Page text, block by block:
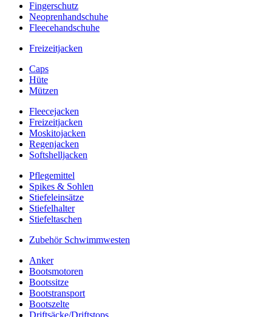
Fingerschutz
Neoprenhandschuhe
Fleecehandschuhe
Freizeitjacken
Caps
Hüte
Mützen
Fleecejacken
Freizeitjacken
Moskitojacken
Regenjacken
Softshelljacken
Pflegemittel
Spikes & Sohlen
Stiefeleinsätze
Stiefelhalter
Stiefeltaschen
Zubehör Schwimmwesten
Anker
Bootsmotoren
Bootssitze
Bootstransport
Bootszelte
Driftsäcke/Driftstops